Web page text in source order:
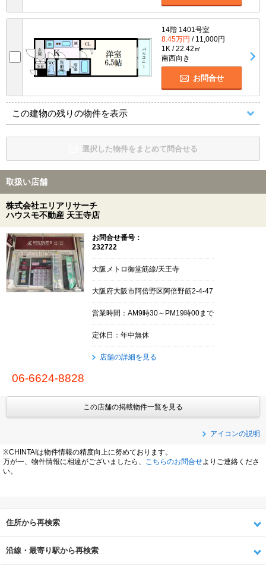
14階 1401号室
8.45万円 / 11,000円
1K / 22.42㎡
南西向き
お問合せ
この建物の残りの物件を表示
選択した物件をまとめて問合せる
取扱い店舗
株式会社エリアリサーチ
ハウスモ不動産 天王寺店
お問合せ番号：
232722
大阪メトロ御堂筋線/天王寺
大阪府大阪市阿倍野区阿倍野筋2-4-47
営業時間：AM9時30～PM19時00まで
定休日：年中無休
店舗の詳細を見る
06-6624-8828
この店舗の掲載物件一覧を見る
アイコンの説明
※CHINTAIは物件情報の精度向上に努めております。
万が一、物件情報に相違がございましたら、 こちらのお問合せよりご連絡くださ
い。
住所から再検索
沿線・最寄り駅から再検索